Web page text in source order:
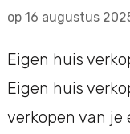
op 16 augustus
Eigen huis
Eigen huis
verkopen van je